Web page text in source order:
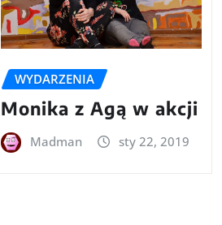
WYDARZENIA
Monika z Agą w akcji
Madman sty 22, 2019